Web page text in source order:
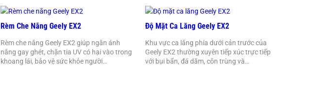
Rèm Che Nắng Geely EX2
Rèm che nắng Geely EX2 giúp ngăn ánh
nắng gay ghét, chặn tia UV có hại vào trong
khoang lái, bảo vệ sức khỏe người…
Độ Mặt Ca Lăng Geely EX2
Khu vực ca lăng phía dưới cản trước của
Geely EX2 thường xuyên tiếp xúc trực tiếp
với bụi bẩn, đá dăm, côn trùng và…